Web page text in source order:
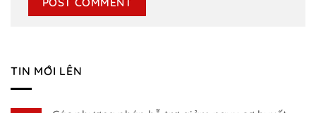
TIN MỚI LÊN